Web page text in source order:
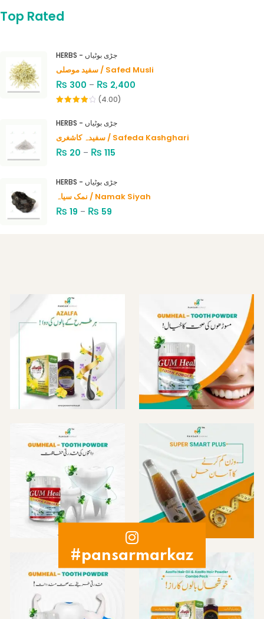
Top Rated
HERBS - جڑی بوٹیاں
سفید موصلی / Safed Musli
₨ 300 – ₨ 2,400
of 5
(4.00)
HERBS - جڑی بوٹیاں
سفیدہ کاشغری / Safeda Kashghari
₨ 20 – ₨ 115
HERBS - جڑی بوٹیاں
نمک سیاہ / Namak Siyah
₨ 19 – ₨ 59
#pansarmarkaz